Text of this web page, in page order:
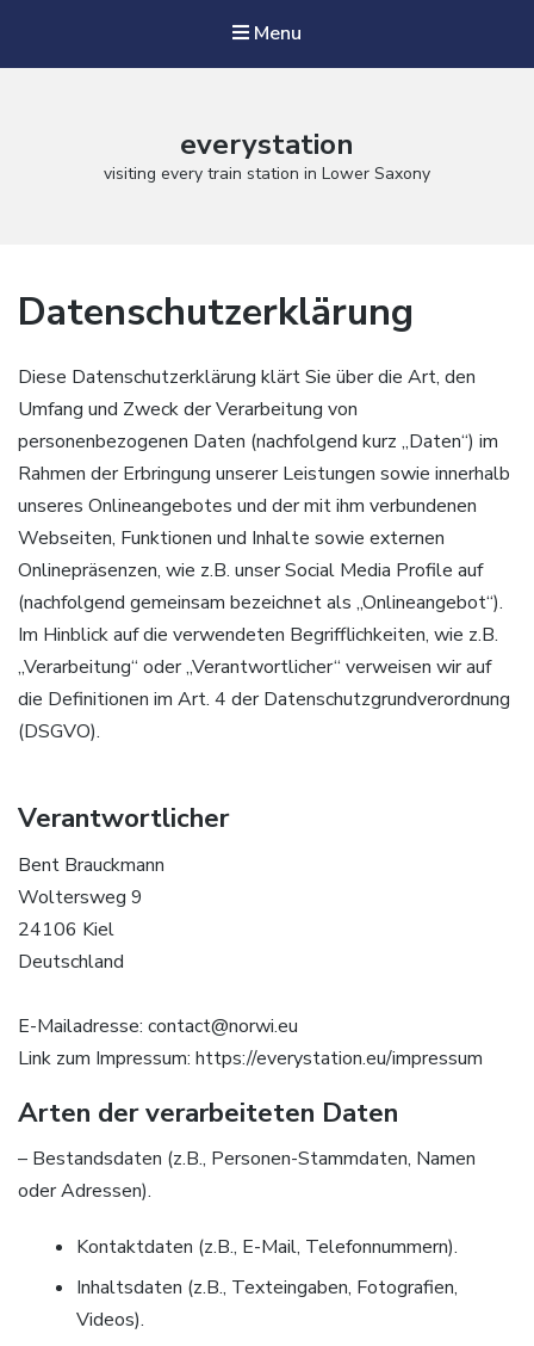
Menu
everystation
visiting every train station in Lower Saxony
Datenschutzerklärung
Diese Datenschutzerklärung klärt Sie über die Art, den
Umfang und Zweck der Verarbeitung von
personenbezogenen Daten (nachfolgend kurz „Daten“) im
Rahmen der Erbringung unserer Leistungen sowie innerhalb
unseres Onlineangebotes und der mit ihm verbundenen
Webseiten, Funktionen und Inhalte sowie externen
Onlinepräsenzen, wie z.B. unser Social Media Profile auf
(nachfolgend gemeinsam bezeichnet als „Onlineangebot“).
Im Hinblick auf die verwendeten Begrifflichkeiten, wie z.B.
„Verarbeitung“ oder „Verantwortlicher“ verweisen wir auf
die Definitionen im Art. 4 der Datenschutzgrundverordnung
(DSGVO).
Verantwortlicher
Bent Brauckmann
Woltersweg 9
24106 Kiel
Deutschland
E-Mailadresse: contact@norwi.eu
Link zum Impressum: https://everystation.eu/impressum
Arten der verarbeiteten Daten
– Bestandsdaten (z.B., Personen-Stammdaten, Namen
oder Adressen).
Kontaktdaten (z.B., E-Mail, Telefonnummern).
Inhaltsdaten (z.B., Texteingaben, Fotografien,
Videos).